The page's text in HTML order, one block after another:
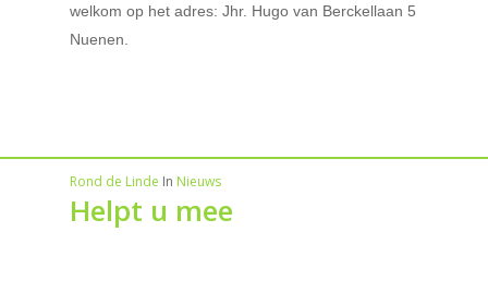
welkom op het adres: Jhr. Hugo van Berckellaan 5
Nuenen.
Rond de Linde In Nieuws
Helpt u mee